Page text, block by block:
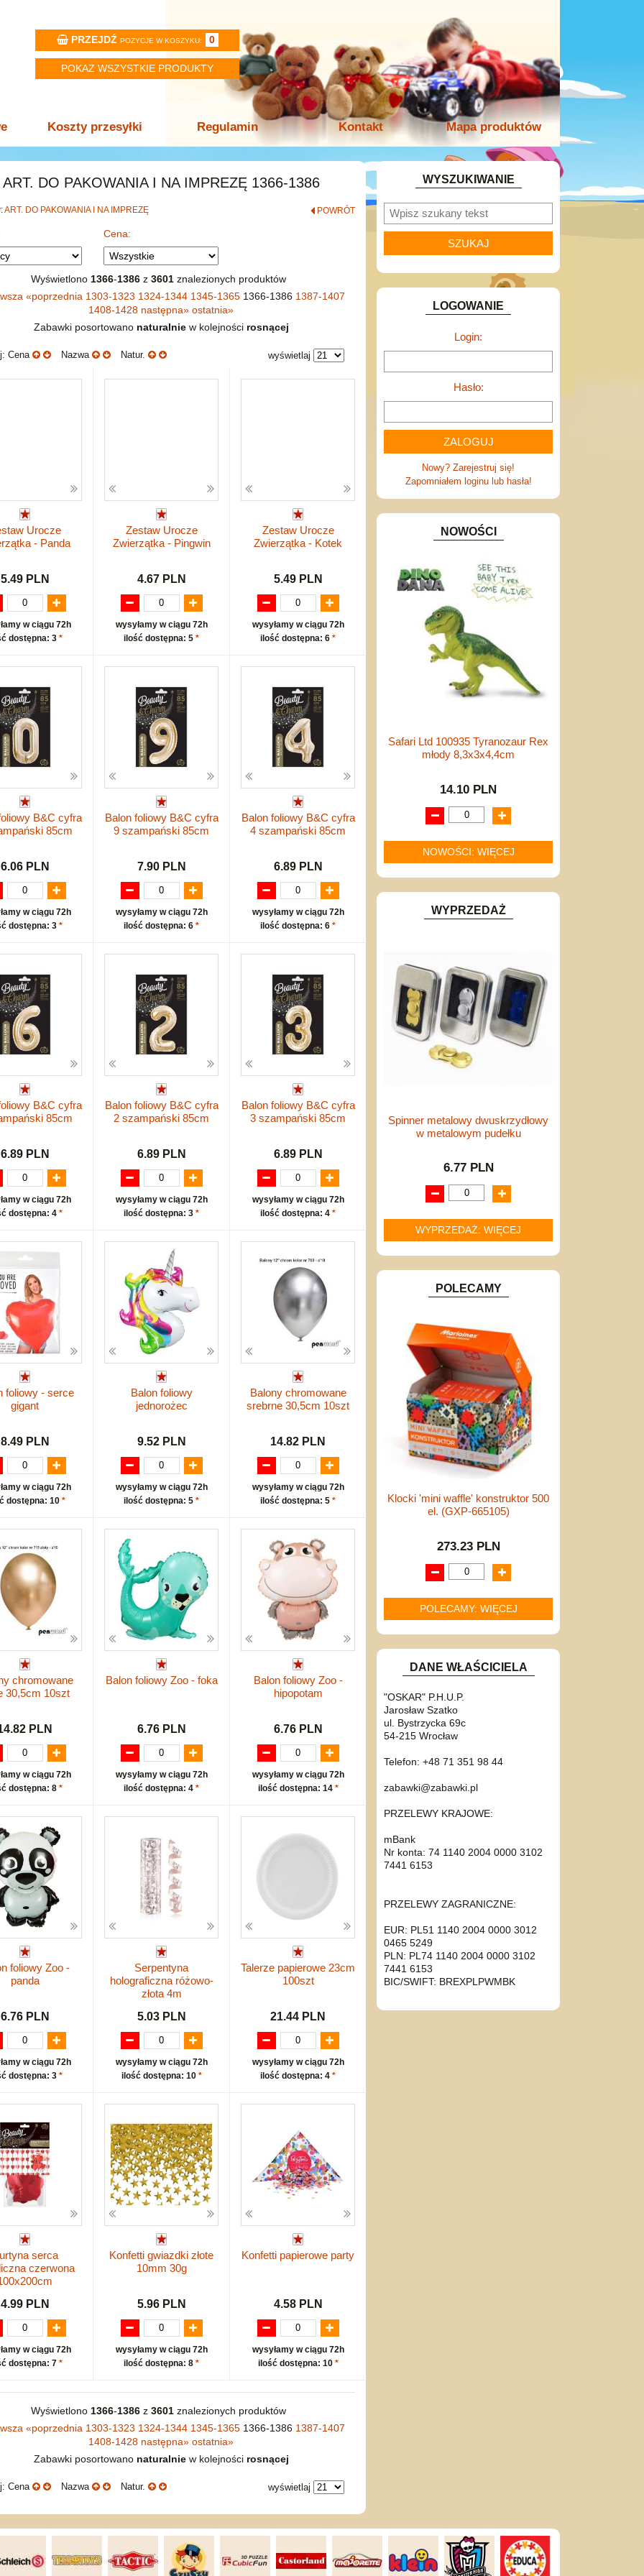
PRZEJDŹ POZYCJE W KOSZYKU: 0
POKAZ WSZYSTKIE PRODUKTY
Koszty przesyłki Regulamin Kontakt Mapa produktów
ART. DO PAKOWANIA I NA IMPREZĘ 1366-1386
ART. DO PAKOWANIA I NA IMPREZĘ POWRÓT
Cena:
Wyświetlono 1366-1386z 3601znalezionych produktów
«poprzednia 1303-1323 1324-1344 1345-1365 1366-1386 1387-1407
1408-1428 następna» ostatnia»
Zabawki posortowano naturalniew kolejności rosnącej
Cena Nazwa Natur. wyświetlaj
Urocze
- Panda
5.49 PLN
w ciągu 72h
dostępna: 3 *
Zestaw Urocze
Zwierzątka - Pingwin
4.67 PLN
wysyłamy w ciągu 72h
ilość dostępna: 5 *
Zestaw Urocze
Zwierzątka - Kotek
5.49 PLN
wysyłamy w ciągu 72h
ilość dostępna: 6 *
B&C cyfra
85cm
6.06 PLN
w ciągu 72h
dostępna: 3 *
Balon foliowy B&C cyfra
9 szampański 85cm
7.90 PLN
wysyłamy w ciągu 72h
ilość dostępna: 6 *
Balon foliowy B&C cyfra
4 szampański 85cm
6.89 PLN
wysyłamy w ciągu 72h
ilość dostępna: 6 *
B&C cyfra
85cm
6.89 PLN
w ciągu 72h
dostępna: 4 *
Balon foliowy B&C cyfra
2 szampański 85cm
6.89 PLN
wysyłamy w ciągu 72h
ilość dostępna: 3 *
Balon foliowy B&C cyfra
3 szampański 85cm
6.89 PLN
wysyłamy w ciągu 72h
ilość dostępna: 4 *
foliowy - serce
gigant
8.49 PLN
w ciągu 72h
dostępna: 10 *
Balon foliowy
jednorożec
9.52 PLN
wysyłamy w ciągu 72h
ilość dostępna: 5 *
Balony chromowane
srebrne 30,5cm 10szt
14.82 PLN
wysyłamy w ciągu 72h
ilość dostępna: 5 *
chromowane
30,5cm 10szt
PLN
w ciągu 72h
dostępna: 8 *
Balon foliowy Zoo - foka
6.76 PLN
wysyłamy w ciągu 72h
ilość dostępna: 4 *
Balon foliowy Zoo -
hipopotam
6.76 PLN
wysyłamy w ciągu 72h
ilość dostępna: 14 *
foliowy Zoo -
panda
6.76 PLN
w ciągu 72h
dostępna: 3 *
Serpentyna
holograficzna różowo-
złota 4m
5.03 PLN
wysyłamy w ciągu 72h
ilość dostępna: 10 *
Talerze papierowe 23cm
100szt
21.44 PLN
wysyłamy w ciągu 72h
ilość dostępna: 4 *
serca
czerwona
4.99 PLN
w ciągu 72h
dostępna: 7 *
Konfetti gwiazdki złote
10mm 30g
5.96 PLN
wysyłamy w ciągu 72h
ilość dostępna: 8 *
Konfetti papierowe party
4.58 PLN
wysyłamy w ciągu 72h
ilość dostępna: 10 *
Wyświetlono 1366-1386z 3601znalezionych produktów
«poprzednia 1303-1323 1324-1344 1345-1365 1366-1386 1387-1407
1408-1428 następna» ostatnia»
Zabawki posortowano naturalniew kolejności rosnącej
Cena Nazwa Natur. wyświetlaj
WYSZUKIWANIE
LOGOWANIE
Login:
Hasło:
Nowy? Zarejestruj się!
Zapomniałem loginu lub hasła!
NOWOŚCI
Safari Ltd 100935 Tyranozaur Rex
młody 8,3x3x4,4cm
14.10 PLN
NOWOŚCI: WIĘCEJ
WYPRZEDAŻ
Spinner metalowy dwuskrzydłowy
w metalowym pudełku
6.77 PLN
WYPRZEDAŻ: WIĘCEJ
POLECAMY
Klocki 'mini waffle' konstruktor 500
el. (GXP-665105)
273.23 PLN
POLECAMY: WIĘCEJ
DANE WŁAŚCICIELA
"OSKAR" P.H.U.P.
Jarosław Szatko
ul. Bystrzycka 69c
54-215 Wrocław
Telefon: +48 71 351 98 44
zabawki@zabawki.pl
PRZELEWY KRAJOWE:
mBank
Nr konta: 74 1140 2004 0000 3102
7441 6153
PRZELEWY ZAGRANICZNE:
EUR: PL51 1140 2004 0000 3012
0465 5249
PLN: PL74 1140 2004 0000 3102
7441 6153
BIC/SWIFT: BREXPLPWMBK